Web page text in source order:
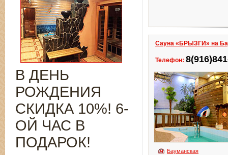
Сауна «БРЫЗГИ» на
Телефон:
Бауманская
В ДЕНЬ
РОЖДЕНИЯ
СКИДКА 10%! 6-
ОЙ ЧАС В
ПОДАРОК!